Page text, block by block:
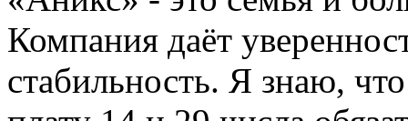
Компания даёт
стабильность. Я знаю,